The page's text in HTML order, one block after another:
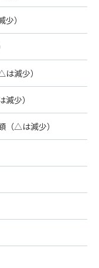
）
減少）
少）
（△は減少）